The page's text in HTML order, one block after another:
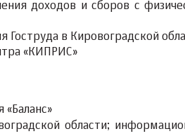
доходов и сборов с
Гоструда в Кировоградской
«КИПРИС»
«Баланс»
области;